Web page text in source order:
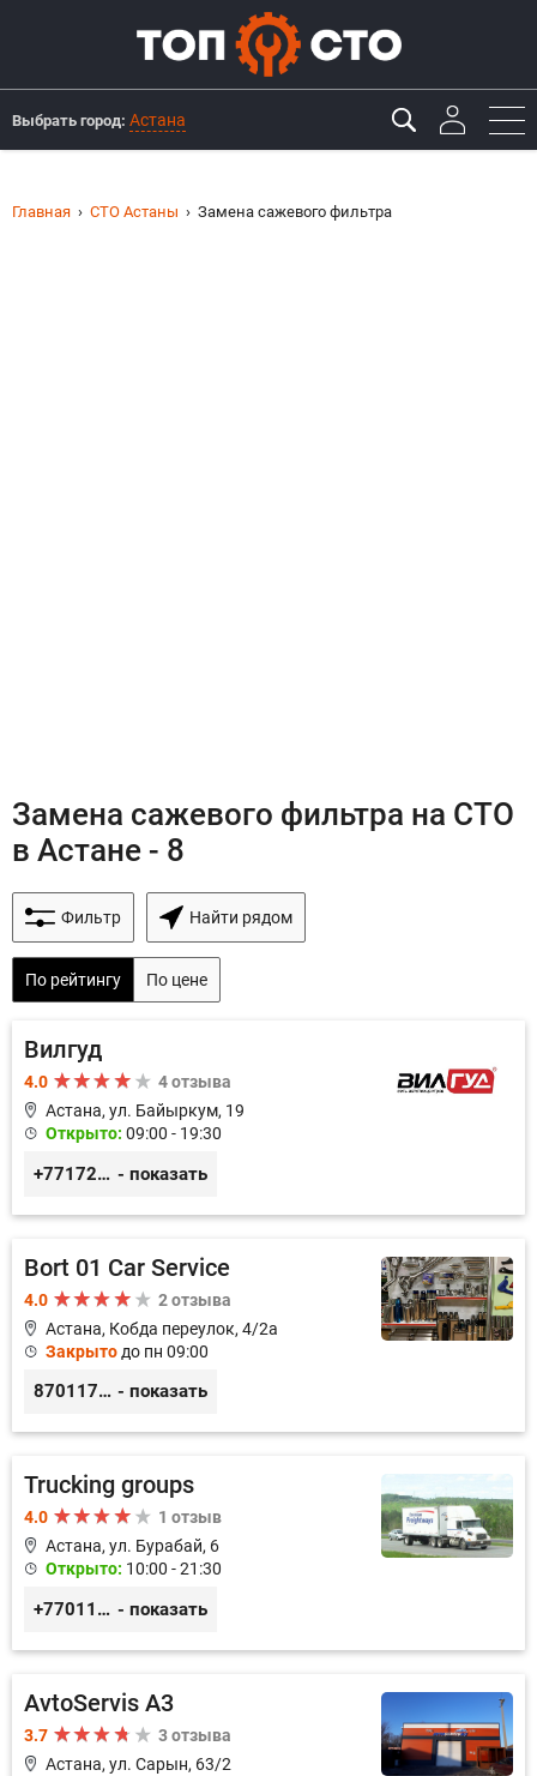
Выбрать город: Астана
Главная СТО Астаны Замена сажевого фильтра
Замена сажевого фильтра на СТО
в Астане - 8
Фильтр Найти рядом
По рейтингу По цене
Вилгуд
4.0
4 отзыва
Астана, ул. Байыркум, 19
Открыто: 09:00 - 19:30
+77172978380 - показать
Bort 01 Car Service
4.0
2 отзыва
Астана, Кобда переулок, 4/2а
Закрыто до пн 09:00
87011754444 - показать
Trucking groups
4.0
1 отзыв
Астана, ул. Бурабай, 6
Открыто: 10:00 - 21:30
+77011245925 - показать
AvtoServis A3
3.7
3 отзыва
Астана, ул. Сарын, 63/2